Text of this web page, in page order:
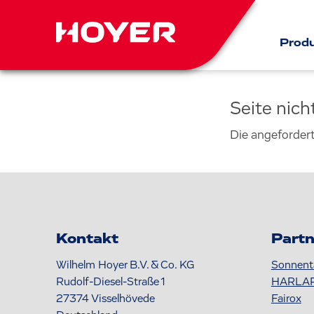
Seite
Die
Kontakt
Wilhelm Hoyer B.V. & Co. KG
Rudolf-Diesel-Straße 1
27374Visselhövede
Fairox